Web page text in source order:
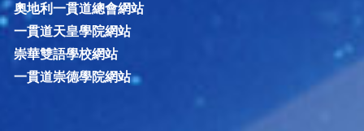
奧地利一貫道總會網站
一貫道天皇學院網站
崇華雙語學校網站
一貫道崇德學院網站